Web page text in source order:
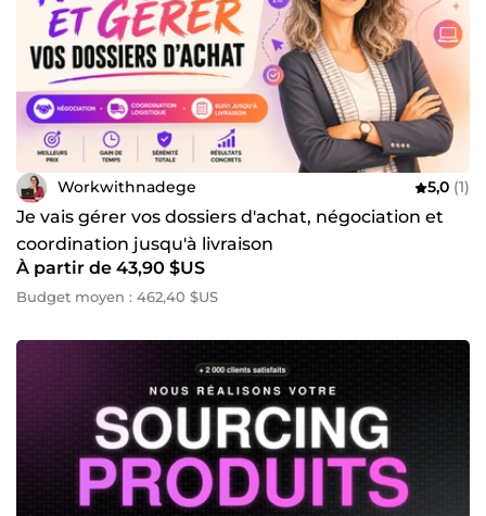
Workwithnadege 5,0 (1)
Je vais gérer vos dossiers d'achat, négociation et
coordination jusqu'à livraison
À partir de 43,90 $US
Budget moyen : 462,40 $US